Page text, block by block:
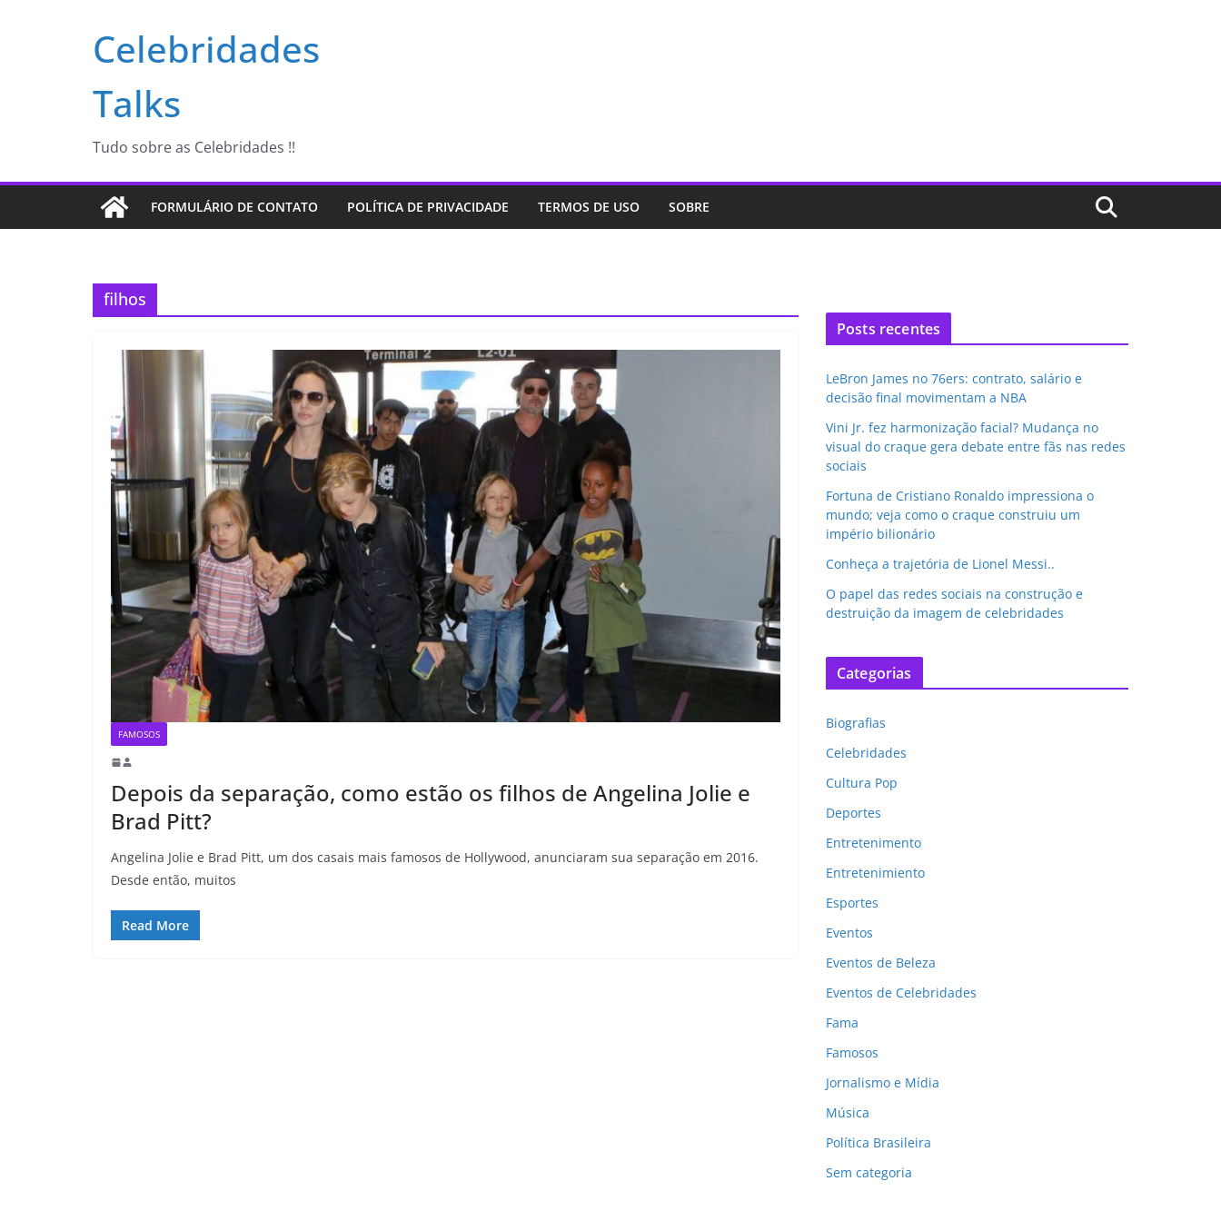
Celebridades
Talks
Tudo sobre as Celebridades !!
FORMULÁRIO DE CONTATO POLÍTICA DE PRIVACIDADE TERMOS DE USO SOBRE
filhos
FAMOSOS
Depois da separação, como estão os filhos de Angelina Jolie e
Brad Pitt?
Angelina Jolie e Brad Pitt, um dos casais mais famosos de Hollywood, anunciaram sua separação em 2016.
Desde então, muitos
Read More
Posts recentes
LeBron James no 76ers: contrato, salário e
decisão final movimentam a NBA
Vini Jr. fez harmonização facial? Mudança no
visual do craque gera debate entre fãs nas redes
sociais
Fortuna de Cristiano Ronaldo impressiona o
mundo; veja como o craque construiu um
império bilionário
Conheça a trajetória de Lionel Messi..
O papel das redes sociais na construção e
destruição da imagem de celebridades
Categorias
Biografias
Celebridades
Cultura Pop
Deportes
Entretenimento
Entretenimiento
Esportes
Eventos
Eventos de Beleza
Eventos de Celebridades
Fama
Famosos
Jornalismo e Mídia
Música
Política Brasileira
Sem categoria